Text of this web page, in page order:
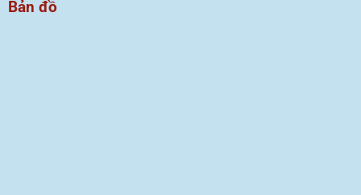
Bản đồ